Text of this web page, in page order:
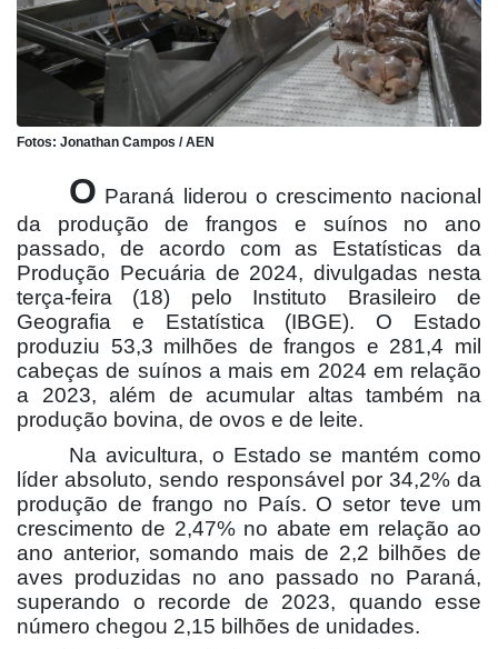
Fotos: Jonathan Campos / AEN
O Paraná liderou o crescimento nacional
da produção de frangos e suínos no ano
passado, de acordo com as Estatísticas da
Produção Pecuária de 2024, divulgadas nesta
terça-feira (18) pelo Instituto Brasileiro de
Geografia e Estatística (IBGE). O Estado
produziu 53,3 milhões de frangos e 281,4 mil
cabeças de suínos a mais em 2024 em relação
a 2023, além de acumular altas também na
produção bovina, de ovos e de leite.
Na avicultura, o Estado se mantém como
líder absoluto, sendo responsável por 34,2% da
produção de frango no País. O setor teve um
crescimento de 2,47% no abate em relação ao
ano anterior, somando mais de 2,2 bilhões de
aves produzidas no ano passado no Paraná,
superando o recorde de 2023, quando esse
número chegou 2,15 bilhões de unidades.